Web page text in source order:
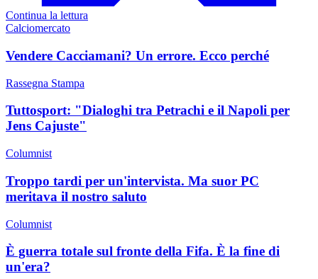
Continua la lettura
Calciomercato
Vendere Cacciamani? Un errore. Ecco perché
Rassegna Stampa
Tuttosport: "Dialoghi tra Petrachi e il Napoli per
Jens Cajuste"
Columnist
Troppo tardi per un'intervista. Ma suor PC
meritava il nostro saluto
Columnist
È guerra totale sul fronte della Fifa. È la fine di
un'era?